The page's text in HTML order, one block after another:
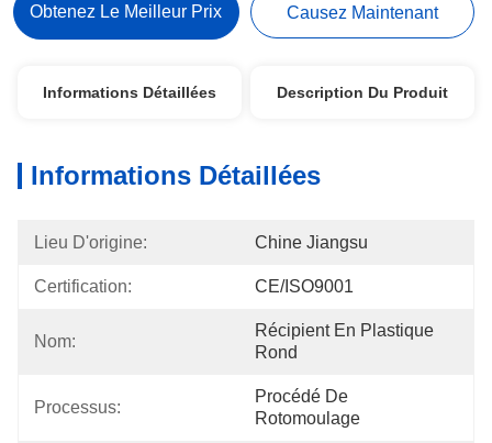
Obtenez Le Meilleur Prix Causez Maintenant
Informations Détaillées Description Du Produit
Informations Détaillées
Lieu D'origine: Chine Jiangsu
Certification: CE/ISO9001
Nom:
Récipient En Plastique
Rond
Processus:
Procédé De
Rotomoulage